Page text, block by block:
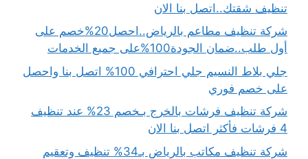
تنظيف شقتك..اتصل بنا الان
شركة تنظيف مطاعم بالرياض..احصل20%خصم على
أول طلب..ضمان الجودة100%على جميع الخدمات
جلي بلاط النسيم جلي احترافي 100% اتصل بنا واحصل
على خصم فوري
شركة تنظيف فرشات بالخرج بـخصم 23% عند تنظيف
4 فرشات فأكثر اتصل بنا الان
شركة تنظيف مكاتب بالرياض بـ34% تنظيف وتعقيم